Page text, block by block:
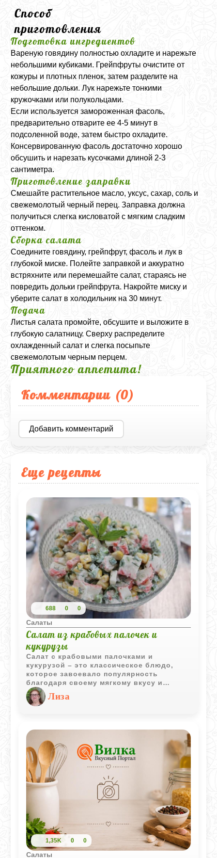
Способ
приготовления
Подготовка ингредиентов
Вареную говядину полностью охладите и нарежьте
небольшими кубиками. Грейпфруты очистите от
кожуры и плотных пленок, затем разделите на
небольшие дольки. Лук нарежьте тонкими
кружочками или полукольцами.
Если используется замороженная фасоль,
предварительно отварите ее 4-5 минут в
подсоленной воде, затем быстро охладите.
Консервированную фасоль достаточно хорошо
обсушить и нарезать кусочками длиной 2-3
сантиметра.
Приготовление заправки
Смешайте растительное масло, уксус, сахар, соль и
свежемолотый черный перец. Заправка должна
получиться слегка кисловатой с мягким сладким
оттенком.
Сборка салата
Соедините говядину, грейпфрут, фасоль и лук в
глубокой миске. Полейте заправкой и аккуратно
встряхните или перемешайте салат, стараясь не
повредить дольки грейпфрута. Накройте миску и
уберите салат в холодильник на 30 минут.
Подача
Листья салата промойте, обсушите и выложите в
глубокую салатницу. Сверху распределите
охлажденный салат и слегка посыпьте
свежемолотым черным перцем.
Приятного аппетита!
Комментарии (0)
Добавить комментарий
Еще рецепты
688 0 0
Салаты
Салат из крабовых палочек и
кукурузы
Салат с крабовыми палочками и
кукурузой – это классическое блюдо,
которое завоевало популярность
благодаря своему мягкому вкусу и
легкости в приготовлении. Он обычно
содержит крабовые палочки,
консервированную кукурузу, яйца и
Лиза
1,35K 0 0
Салаты